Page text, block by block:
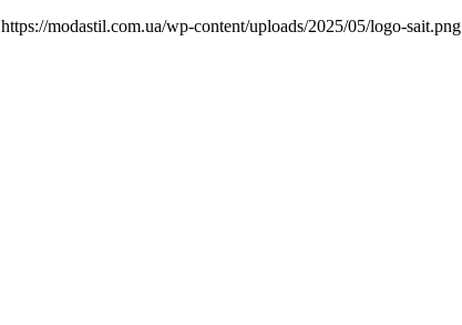
https://modastil.com.ua/wp-content/uploads/2025/05/logo-sait.png